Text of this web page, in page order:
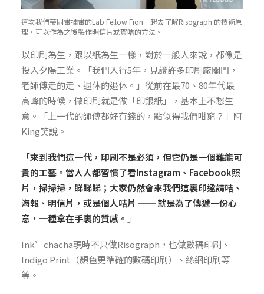
這次我們帶同畫插畫的Lab Fellow Fion一起去了解Risograph 的技術原
理，可以作為之後製作明信片或賀咭的方法。
以印刷為生，跟以紙為生一樣，對於一般人來說，都像是
投入夕陽工業。「我們入行5年，見證許多印刷廠關門，
老師傅走的走、退休的退休。」從前在最70、80年代最
高峰的時候，做印刷就是做「印銀紙」，基本上不愁生
意。「上一代的師傅都好有錢的，點似得我們咁窮？」阿
King笑說。
「來到我們這一代，印刷不是必須，但它仍是一個難能可
貴的工藝。當人人都習慣了看Instagram、Facebook照
片，掃掃掃，睇睇睇；大家仍然會來我們這裏印邀請咭、
海報、明信片，或是個人咭片 ── 就是為了傳遞一份心
意，一種拿在手裏的質感。 」
Ink’chacha現時不只做Risograph，也做數碼印刷、
Indigo Print（顏色更準確的數碼印刷）、絲網印刷等
等。